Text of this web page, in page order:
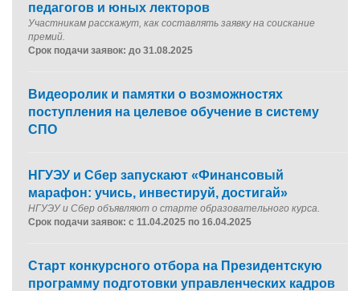
педагогов и юных лекторов
Участникам расскажут, как составлять заявку на соискание
премий.
Срок подачи заявок: до 31.08.2025
Видеоролик и памятки о возможностях
поступления на целевое обучение в систему
СПО
НГУЭУ и Сбер запускают «Финансовый
марафон: учись, инвестируй, достигай»
НГУЭУ и Сбер объявляют о старте образовательного курса.
Срок подачи заявок: с 11.04.2025 по 16.04.2025
Старт конкурсного отбора на Президентскую
программу подготовки управленческих кадров